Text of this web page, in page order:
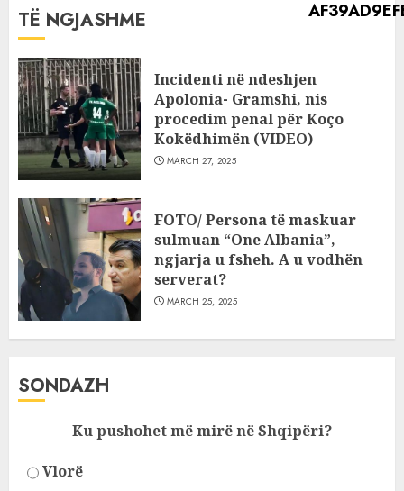
TË NGJASHME
Incidenti në ndeshjen
Apolonia- Gramshi, nis
procedim penal për Koço
Kokëdhimën (VIDEO)
MARCH 27, 2025
FOTO/ Persona të maskuar
sulmuan “One Albania”,
ngjarja u fsheh. A u vodhën
serverat?
MARCH 25, 2025
SONDAZH
Ku pushohet më mirë në Shqipëri?
Vlorë